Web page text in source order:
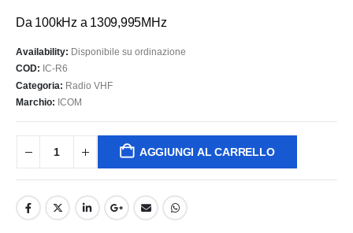
Da 100kHz a 1309,995MHz
Availability: Disponibile su ordinazione
COD: IC-R6
Categoria: Radio VHF
Marchio: ICOM
AGGIUNGI AL CARRELLO